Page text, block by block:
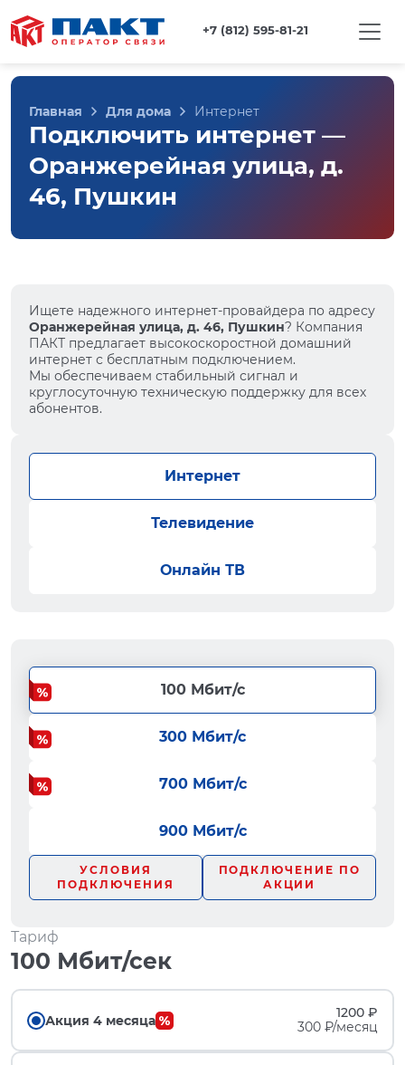
+7 (812) 595-81-21
Главная Для дома Интернет
Подключить интернет —
Оранжерейная улица, д.
46, Пушкин
Ищете надежного интернет-провайдера по адресу
Оранжерейная улица, д. 46, Пушкин? Компания
ПАКТ предлагает высокоскоростной домашний
интернет с бесплатным подключением.
Мы обеспечиваем стабильный сигнал и
круглосуточную техническую поддержку для всех
абонентов.
Интернет
Телевидение
Онлайн ТВ
100 Мбит/с
300 Мбит/с
700 Мбит/с
900 Мбит/с
УСЛОВИЯ
ПОДКЛЮЧЕНИЯ
ПОДКЛЮЧЕНИЕ ПО
АКЦИИ
Тариф
100 Мбит/сек
Акция 4 месяца
1200 ₽
300 ₽/месяц